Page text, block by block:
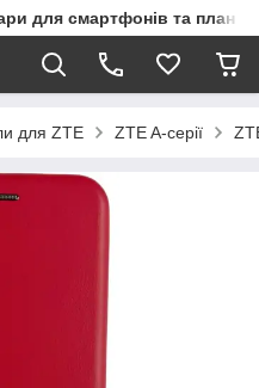
для смартфонів та
для ZTE ZTE A-серії